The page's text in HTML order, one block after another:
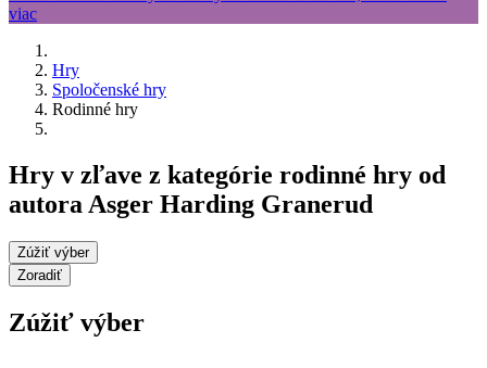
Hry
Spoločenské hry
Rodinné hry
Hry v zľave z kategórie rodinné hry od
autora Asger Harding Granerud
Zúžiť výber
Zoradiť
Zúžiť výber